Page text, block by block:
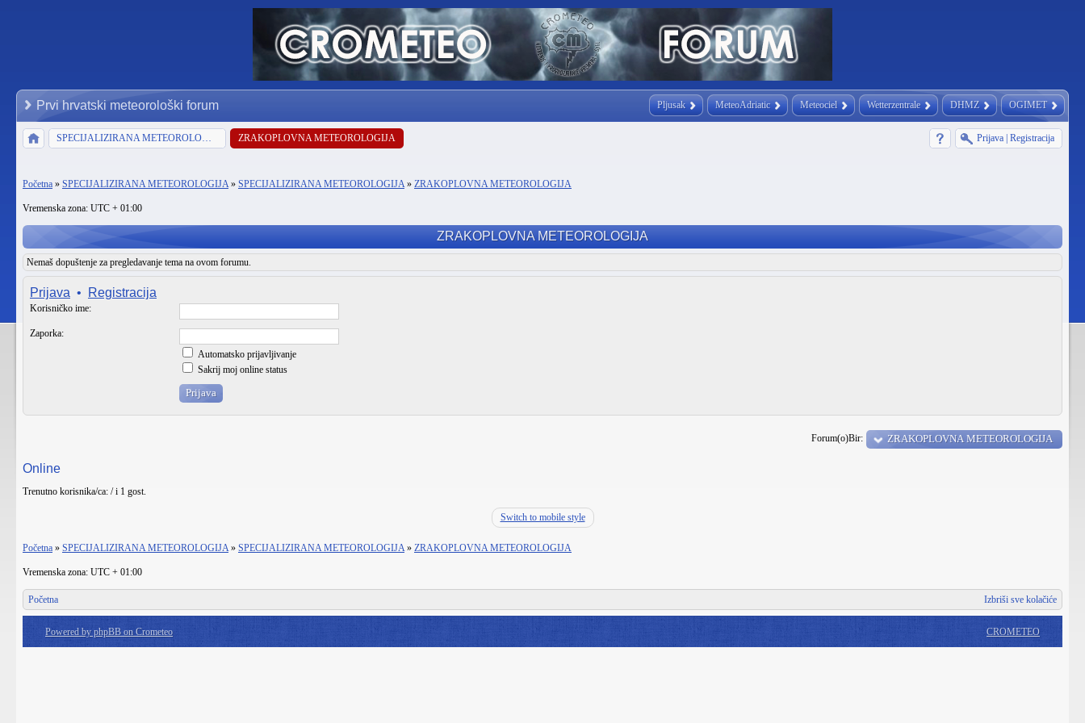
Pljusak MeteoAdriatic Meteociel Wetterzentrale DHMZ OGIMET
Prvi hrvatski meteorološki forum
SPECIJALIZIRANA METEOROLOGIJA ZRAKOPLOVNA METEOROLOGIJA Prijava Registracija
Početna » SPECIJALIZIRANA METEOROLOGIJA» SPECIJALIZIRANA METEOROLOGIJA» ZRAKOPLOVNA METEOROLOGIJA
Vremenska zona: UTC + 01:00
ZRAKOPLOVNA METEOROLOGIJA
Nemaš dopuštenje za pregledavanje tema na ovom forumu.
Prijava • Registracija
Korisničko ime:
Zaporka:
Automatsko prijavljivanje
Sakrij moj online status
Forum(o)Bir: ZRAKOPLOVNA METEOROLOGIJA
Online
Trenutno korisnika/ca: / i 1 gost.
Switch to mobile style
Početna » SPECIJALIZIRANA METEOROLOGIJA» SPECIJALIZIRANA METEOROLOGIJA» ZRAKOPLOVNA METEOROLOGIJA
Vremenska zona: UTC + 01:00
Početna Izbriši sve kolačiće
Powered by phpBB on Crometeo CROMETEO